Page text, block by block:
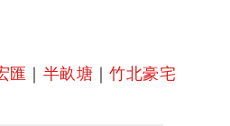
匯 ｜ 半畝塘 ｜竹北豪宅